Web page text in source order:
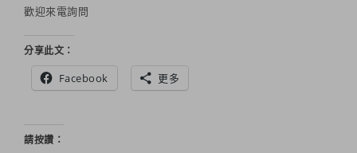
歡迎來電詢問
分享此文：
Facebook 更多
請按讚：